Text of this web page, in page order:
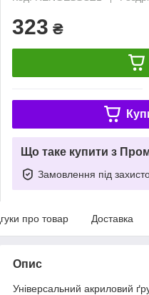
323 ₴
Що таке купити з
Замовлення під
про товар Доставка
Опис
Універсальний акриловий